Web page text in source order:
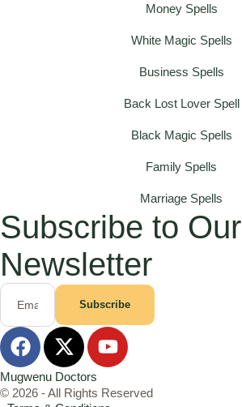
Money Spells
White Magic Spells
Business Spells
Back Lost Lover Spell
Black Magic Spells
Family Spells
Marriage Spells
Subscribe to Our
Newsletter
Subscribe
Mugwenu Doctors
© 2026 - All Rights Reserved